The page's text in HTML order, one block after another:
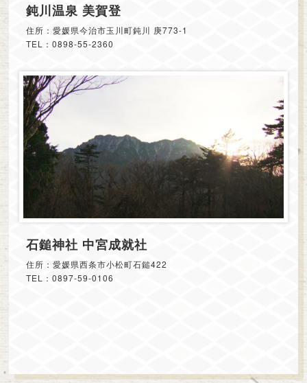
鈍川温泉 美賀登
住所：愛媛県今治市玉川町鈍川 庚773-1
TEL：0898-55-2360
石鎚神社 中宮成就社
住所：愛媛県西条市小松町石鎚422
TEL：0897-59-0106